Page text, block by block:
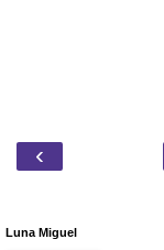
‹
Luna Miguel